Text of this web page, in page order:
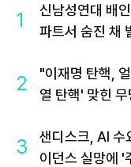
1
신남성연대 배
파트서 숨진 채
2
"이재명 탄핵,
열 탄핵' 맞힌
3
샌디스크, AI
이던스 실망에 '